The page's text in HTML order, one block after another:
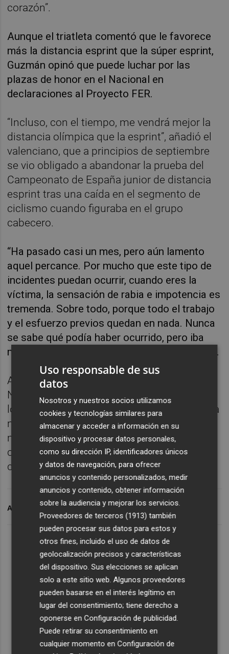
corazón”.
Aunque el triatleta comentó que le favorece
más la distancia esprint que la súper esprint,
Guzmán opinó que puede luchar por las
plazas de honor en el Nacional en
declaraciones al Proyecto FER.
“Incluso, con el tiempo, me vendrá mejor la
distancia olímpica que la esprint”, añadió el
valenciano, que a principios de septiembre
se vio obligado a abandonar la prueba del
Campeonato de España junior de distancia
esprint tras una caída en el segmento de
ciclismo cuando figuraba en el grupo
cabecero.
“Ha pasado casi un mes, pero aún lamento
aquel percance. Por mucho que este tipo de
incidentes puedan ocurrir, cuando eres la
víctima, la sensación de rabia e impotencia es
tremenda. Sobre todo, porque todo el trabajo
y el esfuerzo previos quedan en nada. Nunca
se sabe qué podía haber ocurrido, pero iba
muy bien y me encontraba pletórico”, recordó.
A diferencia de otros torneos, en este
Nacional no habrá una única carrera. Todos
los participantes correrán este sábado por la
mañana un triatlón súper esprint (400
metros de natación, 10 kilómetros de
ciclismo y 2,5 de carrera a pie) y solo unos
cuantos pasan a la final de la tarde.
ARCHIVADO EN PROYECTO FER
Uso responsable de sus
datos
Nosotros y nuestros socios utilizamos
cookies y tecnologías similares para
almacenar y acceder a información en su
dispositivo y procesar datos personales,
como su dirección IP, identificadores únicos
y datos de navegación, para ofrecer
anuncios y contenido personalizados, medir
anuncios y contenido, obtener información
sobre la audiencia y mejorar los servicios.
Proveedores de terceros (1913) también
pueden procesar sus datos para estos y
otros fines, incluido el uso de datos de
geolocalización precisos y características
del dispositivo. Sus elecciones se aplican
solo a este sitio web. Algunos proveedores
pueden basarse en el interés legítimo en
lugar del consentimiento; tiene derecho a
oponerse enConfiguración de publicidad
Puede retirar su consentimiento en
cualquier momento enConfiguración de